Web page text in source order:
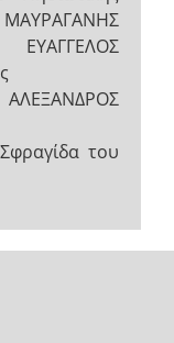
ΜΑΥΡΑΓΑΝΗΣ
του